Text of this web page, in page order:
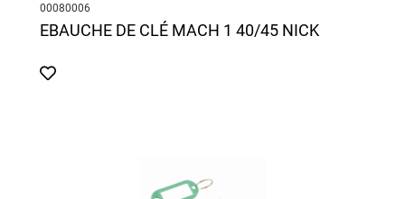
00080006
EBAUCHE DE CLÉ MACH 1 40/45 NICK